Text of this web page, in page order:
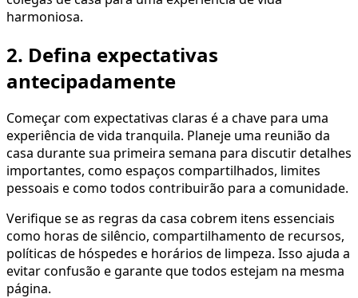
harmoniosa.
2. Defina expectativas
antecipadamente
Começar com expectativas claras é a chave para uma
experiência de vida tranquila. Planeje uma reunião da
casa durante sua primeira semana para discutir detalhes
importantes, como espaços compartilhados, limites
pessoais e como todos contribuirão para a comunidade.
Verifique se as regras da casa cobrem itens essenciais
como horas de silêncio, compartilhamento de recursos,
políticas de hóspedes e horários de limpeza. Isso ajuda a
evitar confusão e garante que todos estejam na mesma
página.